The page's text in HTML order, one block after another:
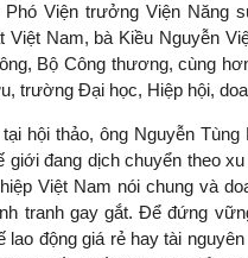
Phó Viện trưởng Viện Năng
Việt Nam, bà Kiều Nguyễn
Bộ Công thương, cùng
trường Đại học, Hiệp hội,
tại hội thảo, ông Nguyễn
giới đang dịch chuyển theo
Việt Nam nói chung và
tranh gay gắt. Để đứng
lao động giá rẻ hay tài